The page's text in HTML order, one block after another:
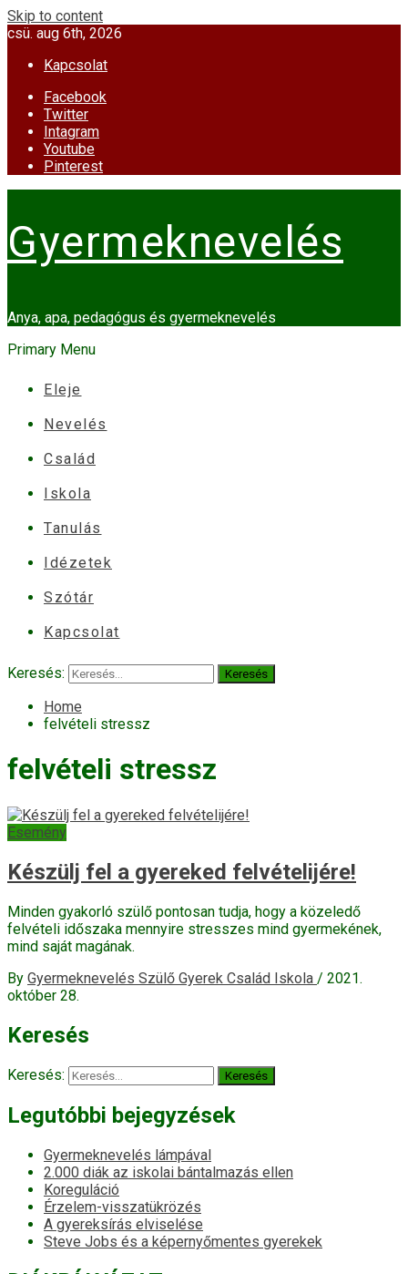
Skip to content
csü. aug 6th, 2026
Kapcsolat
Facebook
Twitter
Intagram
Youtube
Pinterest
Gyermeknevelés
Anya, apa, pedagógus és gyermeknevelés
Primary Menu
Eleje
Nevelés
Család
Iskola
Tanulás
Idézetek
Szótár
Kapcsolat
Keresés:
Home
felvételi stressz
felvételi stressz
Esemény
Készülj fel a gyereked felvételijére!
Minden gyakorló szülő pontosan tudja, hogy a közeledő
felvételi időszaka mennyire stresszes mind gyermekének,
mind saját magának.
By Gyermeknevelés Szülő Gyerek Család Iskola / 2021.
október 28.
Keresés
Keresés:
Legutóbbi bejegyzések
Gyermeknevelés lámpával
2.000 diák az iskolai bántalmazás ellen
Koreguláció
Érzelem-visszatükrözés
A gyereksírás elviselése
Steve Jobs és a képernyőmentes gyerekek